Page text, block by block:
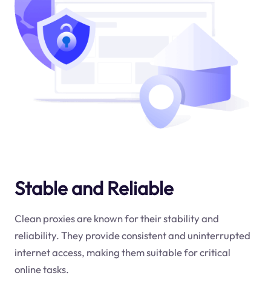
Stable and Reliable
Clean proxies are known for their stability and
reliability. They provide consistent and uninterrupted
internet access, making them suitable for critical
online tasks.